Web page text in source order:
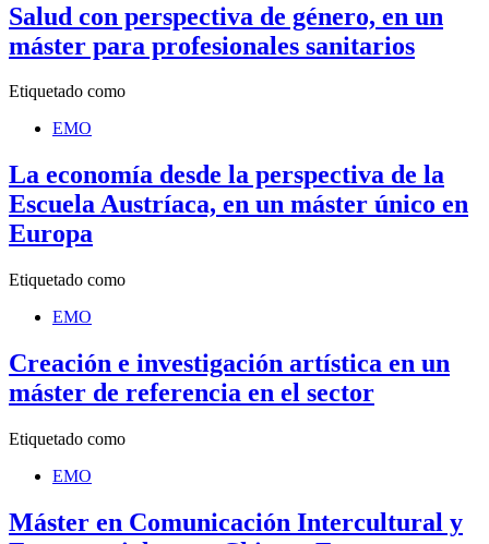
Salud con perspectiva de género, en un
máster para profesionales sanitarios
Etiquetado como
EMO
La economía desde la perspectiva de la
Escuela Austríaca, en un máster único en
Europa
Etiquetado como
EMO
Creación e investigación artística en un
máster de referencia en el sector
Etiquetado como
EMO
Máster en Comunicación Intercultural y